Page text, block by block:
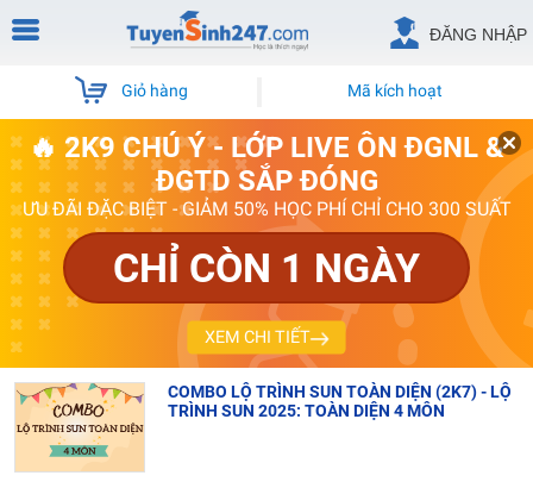
ĐĂNG NHẬP
Giỏ hàng Mã kích hoạt
🔥 2K9 CHÚ Ý - LỚP LIVE ÔN ĐGNL &
ĐGTD SẮP ĐÓNG
ƯU ĐÃI ĐẶC BIỆT - GIẢM 50% HỌC PHÍ CHỈ CHO 300 SUẤT
CHỈ CÒN 1 NGÀY
XEM CHI TIẾT
COMBO LỘ TRÌNH SUN TOÀN DIỆN (2K7) - LỘ
TRÌNH SUN 2025: TOÀN DIỆN 4 MÔN